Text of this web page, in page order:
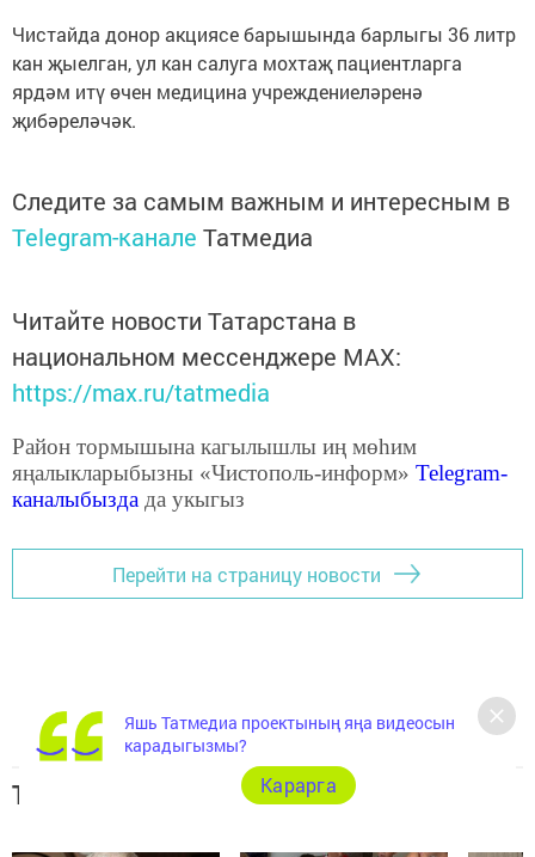
Чистайда донор акциясе барышында барлыгы 36 литр
кан җыелган, ул кан салуга мохтаҗ пациентларга
ярдәм итү өчен медицина учреждениеләренә
җибәреләчәк.
Следите за самым важным и интересным в
Telegram-канале Татмедиа
Читайте новости Татарстана в
национальном мессенджере MАХ:
https://max.ru/tatmedia
Район тормышына кагылышлы иң мөһим
яңалыкларыбызны «Чистополь-информ» Telegram-
каналыбызда да укыгыз
Перейти на страницу новости
Топ 5 новостей
Яшь Татмедиа проектының яңа видеосын
карадыгызмы?
Карарга